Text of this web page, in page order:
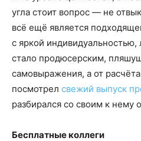
угла стоит вопрос — не
всё ещё является
с яркой
стало продюсерским,
самовыражения, а от
посмотрел свежий выпуск
разбирался со своим к нему
Бесплатные коллеги